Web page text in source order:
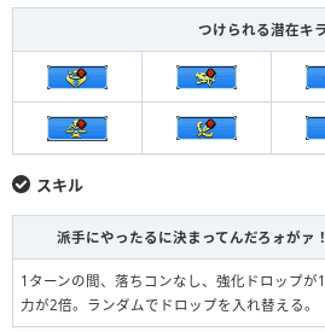
つけられる潜在キ
スキル
派手にやったるに決まってんだろォが
1ターンの間、落ちコンなし、強化ドロップ
力が2倍。ランダムでドロップを入れ替える。